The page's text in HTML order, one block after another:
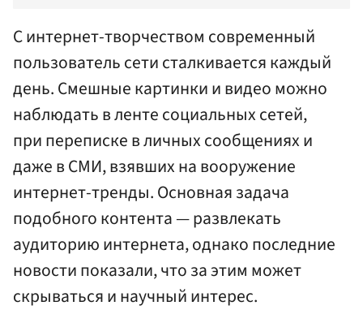
С интернет-творчеством современный
пользователь сети сталкивается каждый
день. Смешные картинки и видео можно
наблюдать в ленте социальных сетей,
при переписке в личных сообщениях и
даже в СМИ, взявших на вооружение
интернет-тренды. Основная задача
подобного контента — развлекать
аудиторию интернета, однако последние
новости показали, что за этим может
скрываться и научный интерес.